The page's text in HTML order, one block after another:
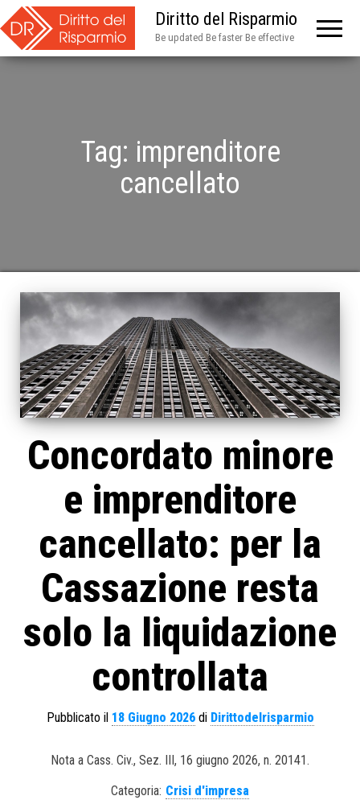
Diritto del Risparmio
Be updated Be faster Be effective
Tag: imprenditore
cancellato
Concordato minore
e imprenditore
cancellato: per la
Cassazione resta
solo la liquidazione
controllata
Pubblicato il 18 Giugno 2026di Dirittodelrisparmio
Nota a Cass. Civ., Sez. III, 16 giugno 2026, n. 20141.
Categoria: Crisi d'impresa